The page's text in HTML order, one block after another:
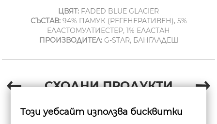
ЦВЯТ: FADED BLUE GLACIER
СЪСТАВ:94% ПАМУК (РЕГЕНЕРАТИВЕН), 5%
ЕЛАСТОМУЛТИЕСТЕР, 1% ЕЛАСТАН
ПРОИЗВОДИТЕЛ:G-STAR, БАНГЛАДЕШ
СХОДНИ ПРОДУКТИ
Този уебсайт използва бисквитки